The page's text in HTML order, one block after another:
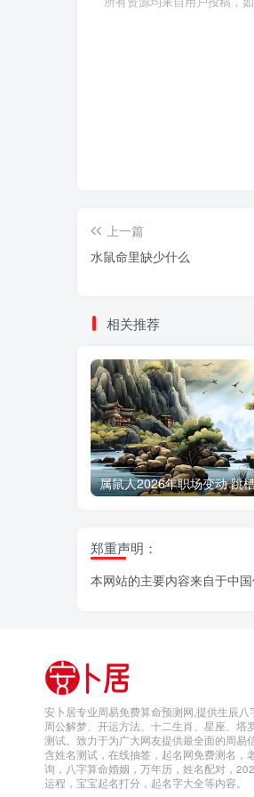
上一篇
水鼠命里缺少什么
相关推荐
郑重声明：
本网站的主要内容来自于中
安卜居专业周易免费算命预测网,提供生辰八
周公解梦、开运方法、十二生肖、星座、塔
测试。致力于为广大网友提供最全面的周易
含姓名测试，在线抽签，起名网免费测名，
询，八字算命婚姻，万年历，姓名配对，
运程，宝宝起名打分，起名字大全等内容。